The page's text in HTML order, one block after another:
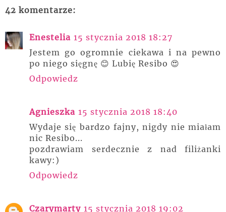
42 komentarze:
Enestelia 15 stycznia 2018 18:27
Jestem go ogromnie ciekawa i na pewno
po niego sięgnę 😊 Lubię Resibo 😍
Odpowiedz
Agnieszka 15 stycznia 2018 18:40
Wydaje się bardzo fajny, nigdy nie miałam
nic Resibo...
pozdrawiam serdecznie z nad filiżanki
kawy:)
Odpowiedz
Czarymarty 15 stycznia 2018 19:02